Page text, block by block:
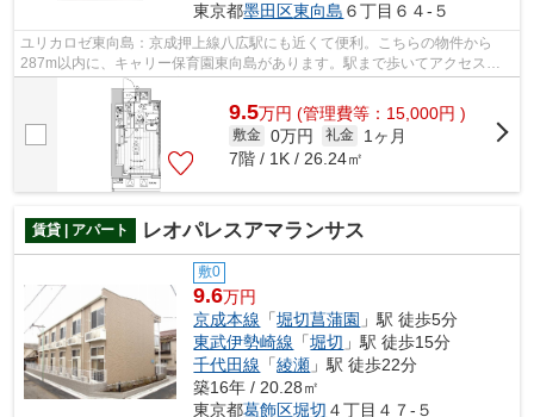
東京都墨田区東向島 ６丁目６４-５
ユリカロゼ東向島：京成押上線八広駅にも近くて便利。こちらの物件から
287m以内に、キャリー保育園東向島があります。駅まで歩いてアクセスで
きる、徒歩5分の距離に立地する物件です。...
9.5万円 (管理費等：15,000円 )
敷金 0万円 礼金
1ヶ月
7階 / 1K / 26.24㎡
賃貸 | アパート レオパレスアマランサス
敷0
9.6万円
京成本線 「堀切菖蒲園 」駅 徒歩5分
東武伊勢崎線 「堀切 」駅 徒歩15分
千代田線 「綾瀬 」駅 徒歩22分
築16年 / 20.28㎡
東京都葛飾区堀切 ４丁目４７-５